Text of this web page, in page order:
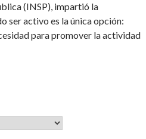
(INSP), impartió la
ser activo es la única opción:
para promover la actividad